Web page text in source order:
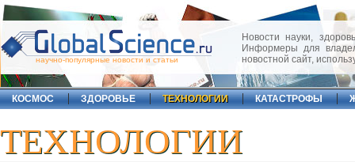
научно-популярные новости и статьи
Новости науки,
Информеры для
новостной сайт,
КОСМОС ЗДОРОВЬЕ ТЕХНОЛОГИИ КАТАСТРОФЫ
ТЕХНОЛОГИИ